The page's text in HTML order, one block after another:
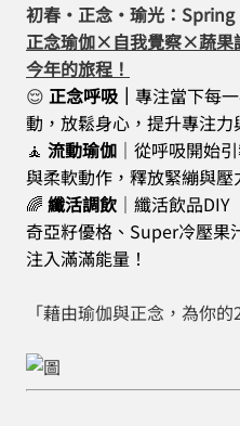
初春・正念・瑜光：
正念瑜伽×自我覺察×蔬果
今年的旅程！
😌 正念呼吸｜ 專注當下每
動，放鬆身心，提升專注力
🧘 流動瑜伽 ｜ 從呼吸開始
與柔軟動作，釋放緊繃與壓
🌈 纖活調飲 ｜ 纖活飲品DIY
奇亞籽優格、Super冷壓果
注入滿滿能量 ！
「藉由瑜伽與正念，為你